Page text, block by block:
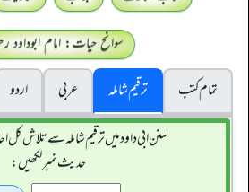
سوانح حیات: امام ابوداود
تمام کتب
ترقیم شاملہ عربی
اردو
سنن ابي داود میں ترقیم شاملہ سے تلاش کل
حدیث نمبر لکھیں: